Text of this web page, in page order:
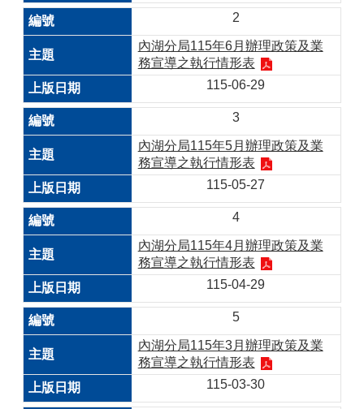
2
內湖分局115年6月辦理政策及業
務宣導之執行情形表
115-06-29
3
內湖分局115年5月辦理政策及業
務宣導之執行情形表
115-05-27
4
內湖分局115年4月辦理政策及業
務宣導之執行情形表
115-04-29
5
內湖分局115年3月辦理政策及業
務宣導之執行情形表
115-03-30